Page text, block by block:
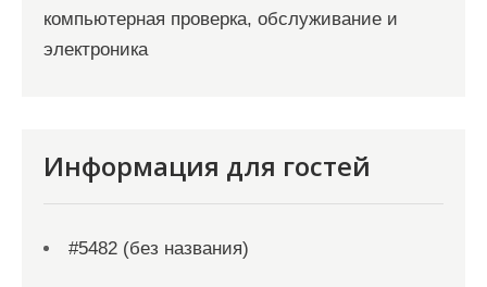
компьютерная проверка, обслуживание и
электроника
Информация для гостей
#5482 (без названия)